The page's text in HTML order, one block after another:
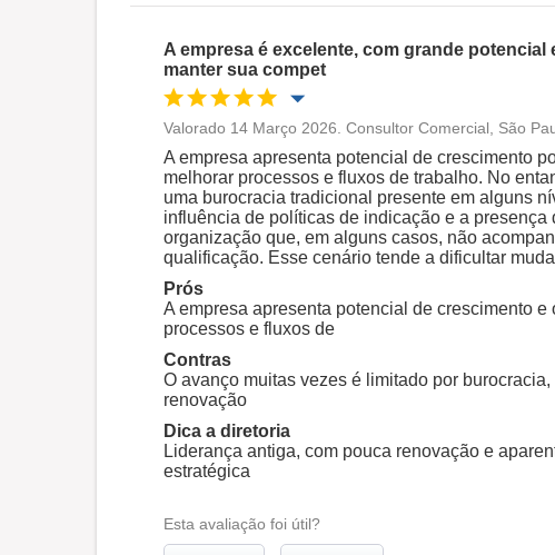
A empresa é excelente, com grande
manter sua compet
Oportunidade de promoção
Ambiente de trabalho
Recomenda esta empresa
Valorado 14 Março 2026. Consultor Comercial, São
A empresa apresenta potencial de crescimento
melhorar processos e fluxos de trabalho. No
uma burocracia tradicional presente em alguns
influência de políticas de indicação e a
organização que, em alguns casos, não
qualificação. Esse cenário tende a dificultar
Prós
A empresa apresenta potencial de crescimento
processos e fluxos de
Contras
O avanço muitas vezes é limitado por
renovação
Dica a diretoria
Liderança antiga, com pouca renovação e
estratégica
Esta avaliação foi útil?